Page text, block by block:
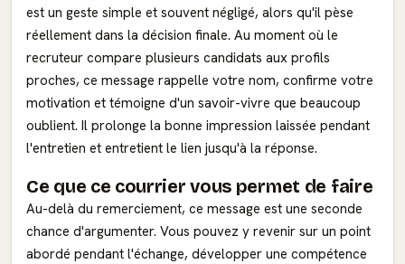
est un geste simple et souvent négligé, alors qu'il pèse
réellement dans la décision finale. Au moment où le
recruteur compare plusieurs candidats aux profils
proches, ce message rappelle votre nom, confirme votre
motivation et témoigne d'un savoir-vivre que beaucoup
oublient. Il prolonge la bonne impression laissée pendant
l'entretien et entretient le lien jusqu'à la réponse.
Ce que ce courrier vous permet de faire
Au-delà du remerciement, ce message est une seconde
chance d'argumenter. Vous pouvez y revenir sur un point
abordé pendant l'échange, développer une compétence